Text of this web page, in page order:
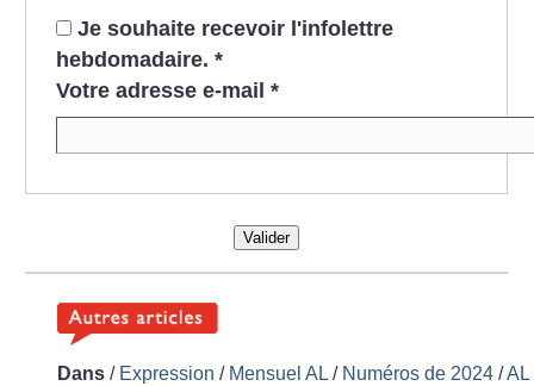
Je souhaite recevoir l'infolettre
hebdomadaire. *
Votre adresse e-mail *
Valider
Dans / Expression / Mensuel AL / Numéros de 2024 /AL